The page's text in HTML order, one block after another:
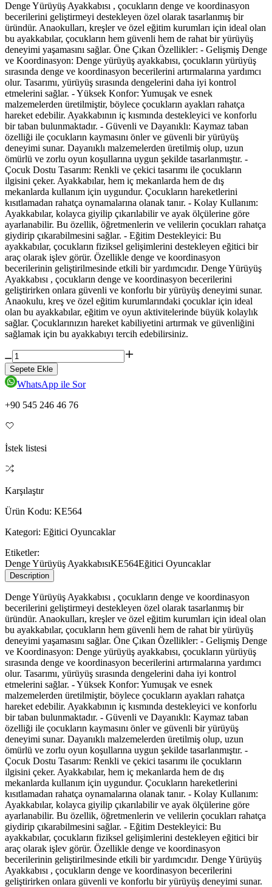
Denge Yürüyüş Ayakkabısı , çocukların denge ve koordinasyon
becerilerini geliştirmeyi destekleyen özel olarak tasarlanmış bir
üründür. Anaokulları, kreşler ve özel eğitim kurumları için ideal olan
bu ayakkabılar, çocukların hem güvenli hem de rahat bir yürüyüş
deneyimi yaşamasını sağlar. Öne Çıkan Özellikler: - Gelişmiş Denge
ve Koordinasyon: Denge yürüyüş ayakkabısı, çocukların yürüyüş
sırasında denge ve koordinasyon becerilerini artırmalarına yardımcı
olur. Tasarımı, yürüyüş sırasında dengelerini daha iyi kontrol
etmelerini sağlar. - Yüksek Konfor: Yumuşak ve esnek
malzemelerden üretilmiştir, böylece çocukların ayakları rahatça
hareket edebilir. Ayakkabının iç kısmında destekleyici ve konforlu
bir taban bulunmaktadır. - Güvenli ve Dayanıklı: Kaymaz taban
özelliği ile çocukların kaymasını önler ve güvenli bir yürüyüş
deneyimi sunar. Dayanıklı malzemelerden üretilmiş olup, uzun
ömürlü ve zorlu oyun koşullarına uygun şekilde tasarlanmıştır. -
Çocuk Dostu Tasarım: Renkli ve çekici tasarımı ile çocukların
ilgisini çeker. Ayakkabılar, hem iç mekanlarda hem de dış
mekanlarda kullanım için uygundur. Çocukların hareketlerini
kısıtlamadan rahatça oynamalarına olanak tanır. - Kolay Kullanım:
Ayakkabılar, kolayca giyilip çıkarılabilir ve ayak ölçülerine göre
ayarlanabilir. Bu özellik, öğretmenlerin ve velilerin çocukları rahatça
giydirip çıkarabilmesini sağlar. - Eğitim Destekleyici: Bu
ayakkabılar, çocukların fiziksel gelişimlerini destekleyen eğitici bir
araç olarak işlev görür. Özellikle denge ve koordinasyon
becerilerinin geliştirilmesinde etkili bir yardımcıdır. Denge Yürüyüş
Ayakkabısı , çocukların denge ve koordinasyon becerilerini
geliştirirken onlara güvenli ve konforlu bir yürüyüş deneyimi sunar.
Anaokulu, kreş ve özel eğitim kurumlarındaki çocuklar için ideal
olan bu ayakkabılar, eğitim ve oyun aktivitelerinde büyük kolaylık
sağlar. Çocuklarınızın hareket kabiliyetini artırmak ve güvenliğini
sağlamak için bu ayakkabıyı tercih edebilirsiniz.
Sepete Ekle
WhatsApp ile Sor
+90 545 246 46 76
İstek listesi
Karşılaştır
Ürün Kodu: KE564
Kategori: Eğitici Oyuncaklar
Etiketler:
Denge Yürüyüş AyakkabısıKE564Eğitici Oyuncaklar
Description
Denge Yürüyüş Ayakkabısı , çocukların denge ve koordinasyon
becerilerini geliştirmeyi destekleyen özel olarak tasarlanmış bir
üründür. Anaokulları, kreşler ve özel eğitim kurumları için ideal olan
bu ayakkabılar, çocukların hem güvenli hem de rahat bir yürüyüş
deneyimi yaşamasını sağlar. Öne Çıkan Özellikler: - Gelişmiş Denge
ve Koordinasyon: Denge yürüyüş ayakkabısı, çocukların yürüyüş
sırasında denge ve koordinasyon becerilerini artırmalarına yardımcı
olur. Tasarımı, yürüyüş sırasında dengelerini daha iyi kontrol
etmelerini sağlar. - Yüksek Konfor: Yumuşak ve esnek
malzemelerden üretilmiştir, böylece çocukların ayakları rahatça
hareket edebilir. Ayakkabının iç kısmında destekleyici ve konforlu
bir taban bulunmaktadır. - Güvenli ve Dayanıklı: Kaymaz taban
özelliği ile çocukların kaymasını önler ve güvenli bir yürüyüş
deneyimi sunar. Dayanıklı malzemelerden üretilmiş olup, uzun
ömürlü ve zorlu oyun koşullarına uygun şekilde tasarlanmıştır. -
Çocuk Dostu Tasarım: Renkli ve çekici tasarımı ile çocukların
ilgisini çeker. Ayakkabılar, hem iç mekanlarda hem de dış
mekanlarda kullanım için uygundur. Çocukların hareketlerini
kısıtlamadan rahatça oynamalarına olanak tanır. - Kolay Kullanım:
Ayakkabılar, kolayca giyilip çıkarılabilir ve ayak ölçülerine göre
ayarlanabilir. Bu özellik, öğretmenlerin ve velilerin çocukları rahatça
giydirip çıkarabilmesini sağlar. - Eğitim Destekleyici: Bu
ayakkabılar, çocukların fiziksel gelişimlerini destekleyen eğitici bir
araç olarak işlev görür. Özellikle denge ve koordinasyon
becerilerinin geliştirilmesinde etkili bir yardımcıdır. Denge Yürüyüş
Ayakkabısı , çocukların denge ve koordinasyon becerilerini
geliştirirken onlara güvenli ve konforlu bir yürüyüş deneyimi sunar.